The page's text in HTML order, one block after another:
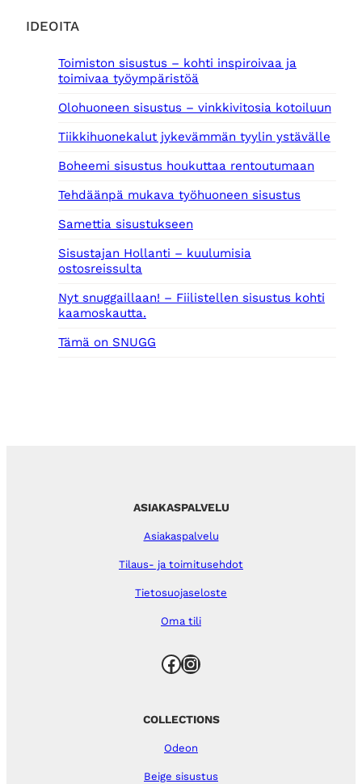
IDEOITA
Toimiston sisustus – kohti inspiroivaa ja
toimivaa työympäristöä
Olohuoneen sisustus – vinkkivitosia kotoiluun
Tiikkihuonekalut jykevämmän tyylin ystävälle
Boheemi sisustus houkuttaa rentoutumaan
Tehdäänpä mukava työhuoneen sisustus
Samettia sisustukseen
Sisustajan Hollanti – kuulumisia
ostosreissulta
Nyt snuggaillaan! – Fiilistellen sisustus kohti
kaamoskautta.
Tämä on SNUGG
ASIAKASPALVELU
Asiakaspalvelu
Tilaus- ja toimitusehdot
Tietosuojaseloste
Oma tili
Facebook Instagram
COLLECTIONS
Odeon
Beige sisustus